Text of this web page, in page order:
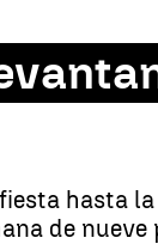
hasta
de nueve